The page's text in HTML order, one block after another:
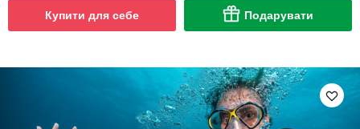
Купити для себе Подарувати